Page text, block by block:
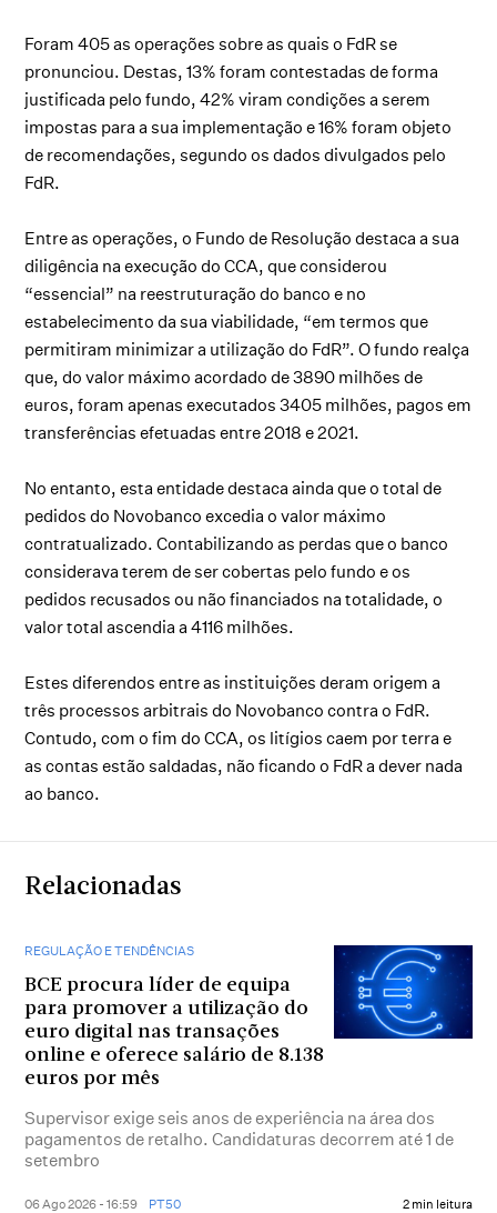
Foram 405 as operações sobre as quais o FdR se
pronunciou. Destas, 13% foram contestadas de forma
justificada pelo fundo, 42% viram condições a serem
impostas para a sua implementação e 16% foram objeto
de recomendações, segundo os dados divulgados pelo
FdR.
Entre as operações, o Fundo de Resolução destaca a sua
diligência na execução do CCA, que considerou
“essencial” na reestruturação do banco e no
estabelecimento da sua viabilidade, “em termos que
permitiram minimizar a utilização do FdR”. O fundo realça
que, do valor máximo acordado de 3890 milhões de
euros, foram apenas executados 3405 milhões, pagos em
transferências efetuadas entre 2018 e 2021.
No entanto, esta entidade destaca ainda que o total de
pedidos do Novobanco excedia o valor máximo
contratualizado. Contabilizando as perdas que o banco
considerava terem de ser cobertas pelo fundo e os
pedidos recusados ou não financiados na totalidade, o
valor total ascendia a 4116 milhões.
Estes diferendos entre as instituições deram origem a
três processos arbitrais do Novobanco contra o FdR.
Contudo, com o fim do CCA, os litígios caem por terra e
as contas estão saldadas, não ficando o FdR a dever nada
ao banco.
Relacionadas
REGULAÇÃO E TENDÊNCIAS
BCE procura líder de equipa
para promover a utilização do
euro digital nas transações
online e oferece salário de 8.138
euros por mês
Supervisor exige seis anos de experiência na área dos
pagamentos de retalho. Candidaturas decorrem até 1 de
setembro
06 Ago 2026 - 16:59 PT50 2 min leitura